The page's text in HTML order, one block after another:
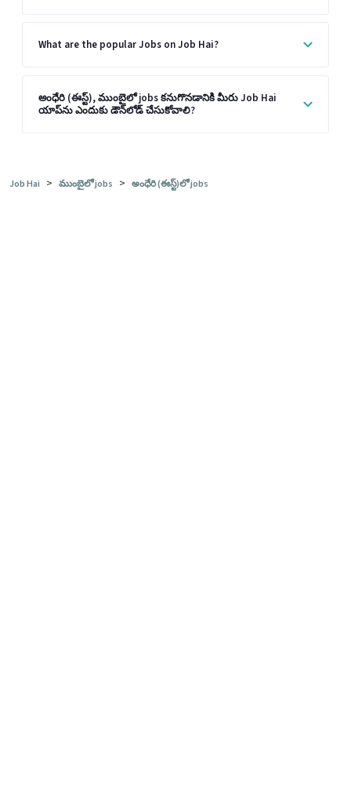
What are the popular Jobs on Job Hai?
అంధేరి (ఈస్ట్), ముంబైలో jobs కనుగొనడానికి మీరు Job Hai
యాప్‌ను ఎందుకు డౌన్‌లోడ్ చేసుకోవాలి?
Job Hai > ముంబైలో jobs > అంధేరి (ఈస్ట్)లో jobs